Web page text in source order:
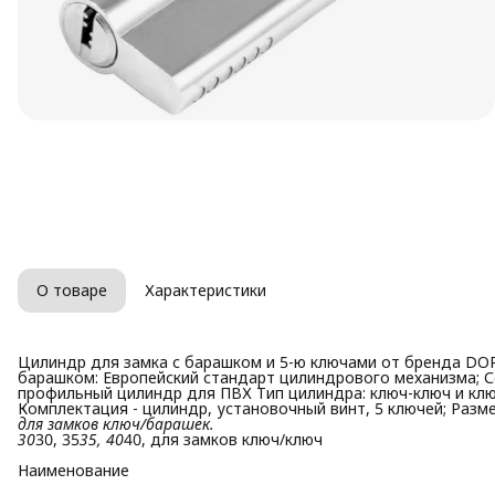
О товаре Характеристики
Цилиндр для замка с барашком и 5-ю ключами от бренда
барашком: Европейский стандарт цилиндрового
профильный цилиндр для ПВХ Тип цилиндра: ключ-ключ и
Комплектация - цилиндр, установочный винт, 5 ключей;
для замков ключ/барашек.
3030, 3535, 4040, для замков ключ/ключ
Наименование